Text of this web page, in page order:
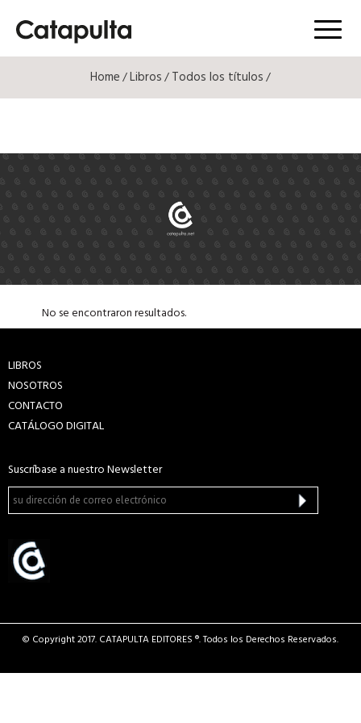
Menú
Home/Libros/Todos los títulos/
No se encontraron resultados.
LIBROS
NOSOTROS
CONTACTO
CATÁLOGO DIGITAL
Suscríbase a nuestro Newsletter
© Copyright 2017. CATAPULTA EDITORES ®. Todos los Derechos Reservados.